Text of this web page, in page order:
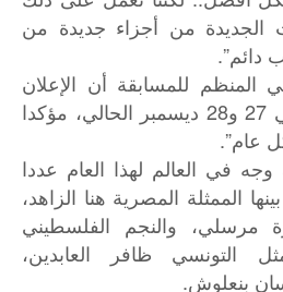
الجديدة من أجزاء جديدة من
دائم”.
المنظم للمسابقة أن الإعلان
عن النتائج سيكون يومي 27 و28 ديسمبر الحالي، مؤكدا
عام”.
في العالم لهذا العام عددا
الممثلة المصرية هنا الزاهد،
مرسلي، والنجم الفلسطيني
التونسي ظافر العابدين،
بنعلوش.